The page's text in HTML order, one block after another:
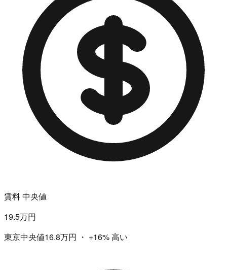
賃料 中央値
19.5万円
東京中央値16.8万円 ・ +16%高い